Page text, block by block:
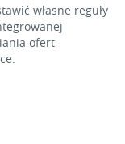
własne reguły
ofert